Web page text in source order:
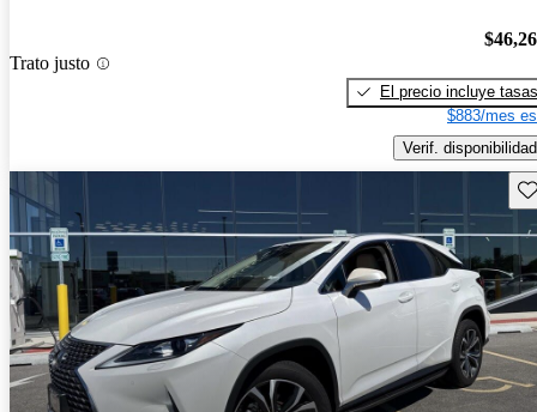
Trato justo
El precio incluye tasas
$883/mes
Verif. disponibilidad